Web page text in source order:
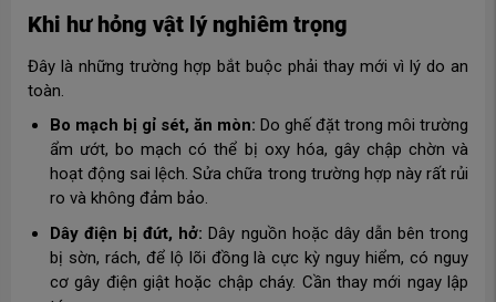
Khi hư hỏng vật lý nghiêm trọng
Đây là những trường hợp bắt buộc phải thay mới vì lý do an
toàn.
Bo mạch bị gỉ sét, ăn mòn: Do ghế đặt trong môi trường
ẩm ướt, bo mạch có thể bị oxy hóa, gây chập chờn và
hoạt động sai lệch. Sửa chữa trong trường hợp này rất rủi
ro và không đảm bảo.
Dây điện bị đứt, hở: Dây nguồn hoặc dây dẫn bên trong
bị sờn, rách, để lộ lõi đồng là cực kỳ nguy hiểm, có nguy
cơ gây điện giật hoặc chập cháy. Cần thay mới ngay lập